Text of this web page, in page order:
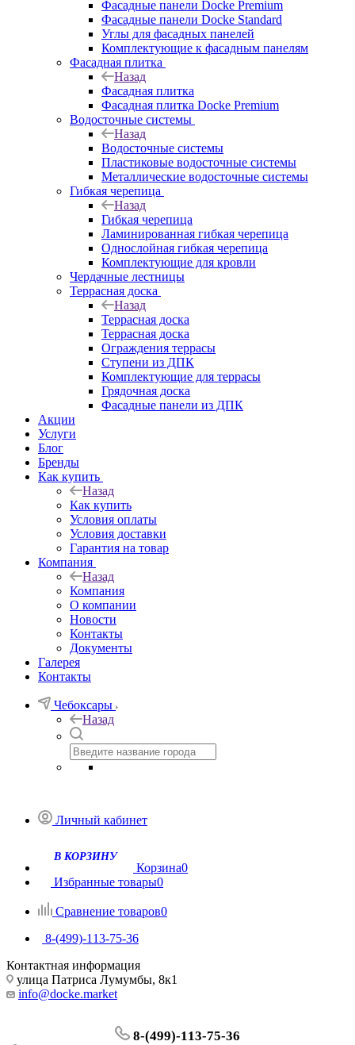
Фасадные панели Docke Premium
Фасадные панели Docke Standard
Углы для фасадных панелей
Комплектующие к фасадным панелям
Фасадная плитка
Назад
Фасадная плитка
Фасадная плитка Docke Premium
Водосточные системы
Назад
Водосточные системы
Пластиковые водосточные системы
Металлические водосточные системы
Гибкая черепица
Назад
Гибкая черепица
Ламинированная гибкая черепица
Однослойная гибкая черепица
Комплектующие для кровли
Чердачные лестницы
Террасная доска
Назад
Террасная доска
Террасная доска
Ограждения террасы
Ступени из ДПК
Комплектующие для террасы
Грядочная доска
Фасадные панели из ДПК
Акции
Услуги
Блог
Бренды
Как купить
Назад
Как купить
Условия оплаты
Условия доставки
Гарантия на товар
Компания
Назад
Компания
О компании
Новости
Контакты
Документы
Галерея
Контакты
Чебоксары
Назад
Личный кабинет
Корзина0
Избранные товары0
Сравнение товаров0
8-(499)-113-75-36
Контактная информация
улица Патриса Лумумбы, 8к1
info@docke.market
8-(499)-113-75-36